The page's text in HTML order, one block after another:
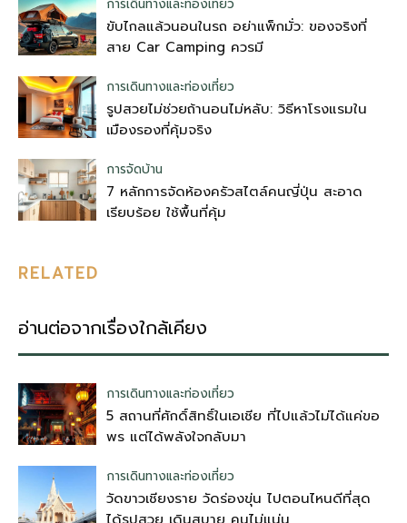
การเดินทางและท่องเที่ยว
ขับไกลแล้วนอนในรถ อย่าแพ็กมั่ว: ของจริงที่
สาย Car Camping ควรมี
การเดินทางและท่องเที่ยว
รูปสวยไม่ช่วยถ้านอนไม่หลับ: วิธีหาโรงแรมใน
เมืองรองที่คุ้มจริง
การจัดบ้าน
7 หลักการจัดห้องครัวสไตล์คนญี่ปุ่น สะอาด
เรียบร้อย ใช้พื้นที่คุ้ม
RELATED
อ่านต่อจากเรื่องใกล้เคียง
การเดินทางและท่องเที่ยว
5 สถานที่ศักดิ์สิทธิ์ในเอเชีย ที่ไปแล้วไม่ได้แค่ขอ
พร แต่ได้พลังใจกลับมา
การเดินทางและท่องเที่ยว
วัดขาวเชียงราย วัดร่องขุ่น ไปตอนไหนดีที่สุด